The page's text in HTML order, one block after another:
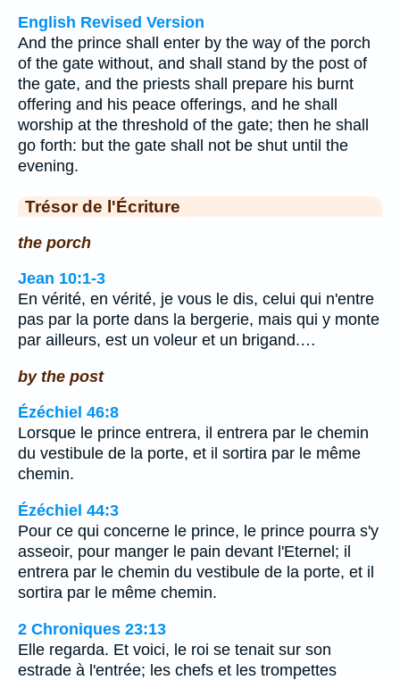
English Revised Version
And the prince shall enter by the way of the porch
of the gate without, and shall stand by the post of
the gate, and the priests shall prepare his burnt
offering and his peace offerings, and he shall
worship at the threshold of the gate; then he shall
go forth: but the gate shall not be shut until the
evening.
Trésor de l'Écriture
the porch
Jean 10:1-3
En vérité, en vérité, je vous le dis, celui qui n'entre
pas par la porte dans la bergerie, mais qui y monte
par ailleurs, est un voleur et un brigand.…
by the post
Ézéchiel 46:8
Lorsque le prince entrera, il entrera par le chemin
du vestibule de la porte, et il sortira par le même
chemin.
Ézéchiel 44:3
Pour ce qui concerne le prince, le prince pourra s'y
asseoir, pour manger le pain devant l'Eternel; il
entrera par le chemin du vestibule de la porte, et il
sortira par le même chemin.
2 Chroniques 23:13
Elle regarda. Et voici, le roi se tenait sur son
estrade à l'entrée; les chefs et les trompettes